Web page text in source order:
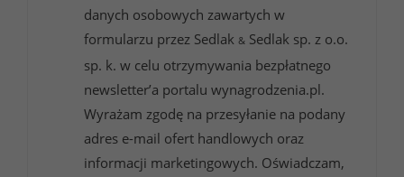
danych osobowych zawartych w
formularzu przez Sedlak & Sedlak sp. z o.o.
sp. k. w celu otrzymywania bezpłatnego
newsletter’a portalu wynagrodzenia.pl.
Wyrażam zgodę na przesyłanie na podany
adres e-mail ofert handlowych oraz
informacji marketingowych. Oświadczam,